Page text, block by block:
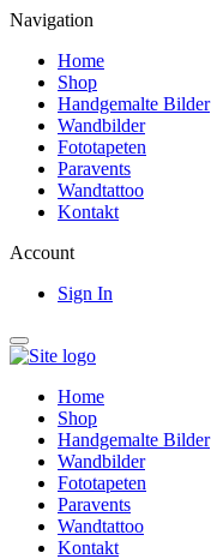
Navigation
Home
Shop
Handgemalte Bilder
Wandbilder
Fototapeten
Paravents
Wandtattoo
Kontakt
Account
Sign In
Home
Shop
Handgemalte Bilder
Wandbilder
Fototapeten
Paravents
Wandtattoo
Kontakt